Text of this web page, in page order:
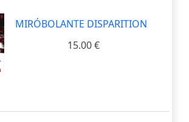
MIRÓBOLANTE DISPARITION
15.00 €